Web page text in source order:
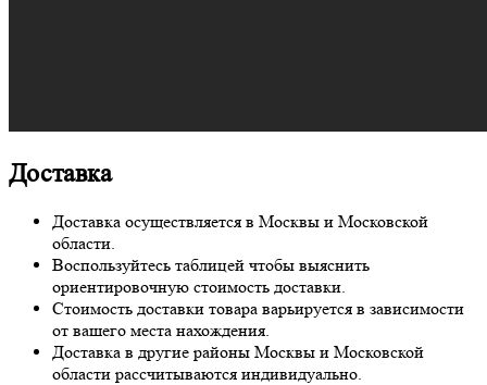
Доставка
Доставка осуществляется в Москвы и Московской
области.
Воспользуйтесь таблицей чтобы выяснить
ориентировочную стоимость доставки.
Стоимость доставки товара варьируется в зависимости
от вашего места нахождения.
Доставка в другие районы Москвы и Московской
области рассчитываются индивидуально.